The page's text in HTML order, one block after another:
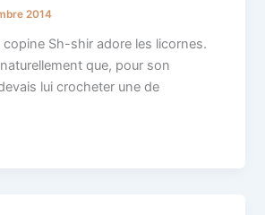
2014
copine Sh-shir adore les licornes.
que, pour son
lui crocheter une de